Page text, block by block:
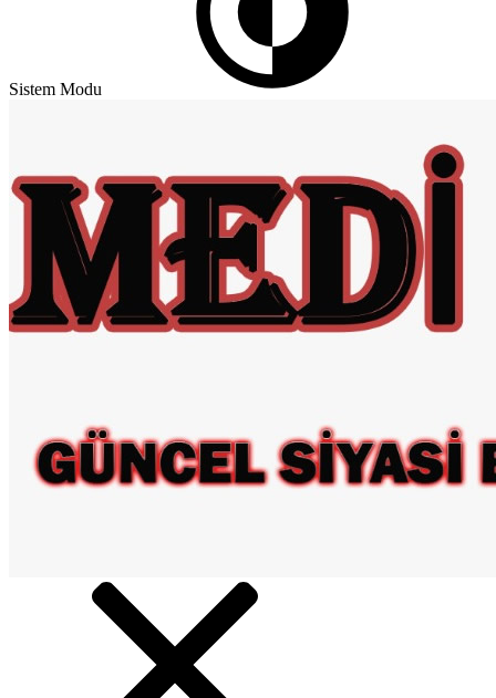
Sistem Modu